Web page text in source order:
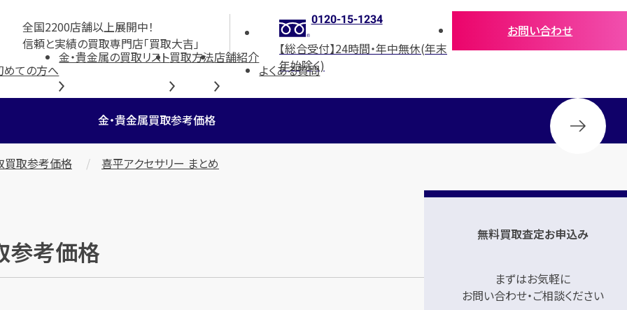
全国2200店舗以上展開中！
信頼と実績の買取専門店「買取大吉」
0120-15-1234
【総合受付】24時間・年中無休(年末
年始除く)
お問い合わせ
めての方へ
金・貴金属の買取リスト買取方法店舗紹介
よくある質問
金・貴金属買取参考価格
買取参考価格 喜平アクセサリー まとめ
参考価格
無料買取査定お申込み
まずはお気軽に
お問い合わせ・ご相談ください